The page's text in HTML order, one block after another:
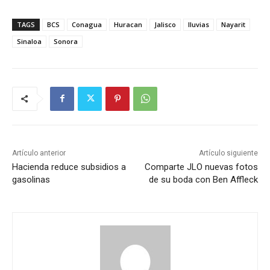
TAGS BCS Conagua Huracan Jalisco lluvias
Nayarit
Sinaloa
Sonora
Artículo anterior
Hacienda reduce subsidios a
gasolinas
Artículo siguiente
Comparte JLO nuevas fotos
de su boda con Ben Affleck